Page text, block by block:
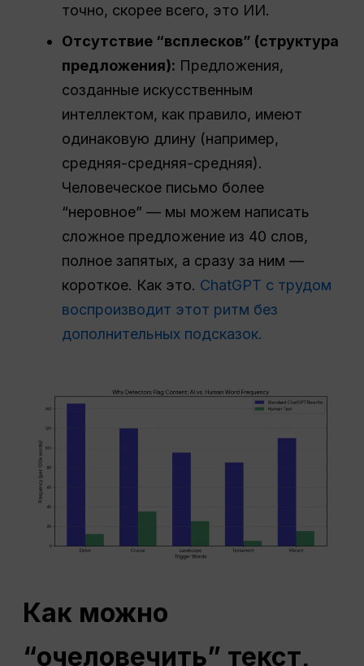
точно, скорее всего, это ИИ.
Отсутствие “всплесков” (структура
предложения): Предложения,
созданные искусственным
интеллектом, как правило, имеют
одинаковую длину (например,
средняя-средняя-средняя).
Человеческое письмо более
“неровное” — мы можем написать
сложное предложение из 40 слов,
полное запятых, а сразу за ним —
короткое. Как это. ChatGPT с трудом
воспроизводит этот ритм без
дополнительных подсказок.
Как можно
“очеловечить” текст,